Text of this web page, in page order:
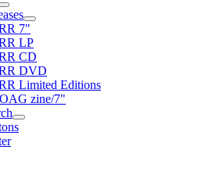
7"
LP
CD
DVD
Limited Editions
zine/7"